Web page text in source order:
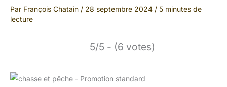
Par François Chatain / 28 septembre 2024 / 5 minutes de
lecture
5/5 - (6 votes)